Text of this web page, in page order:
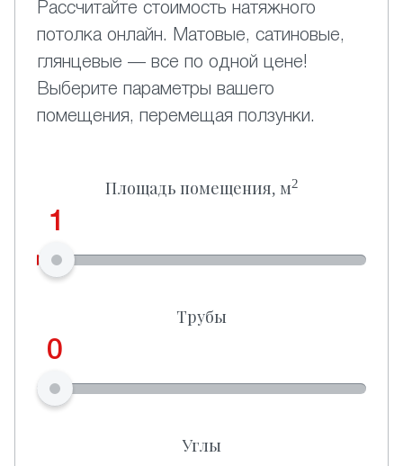
Рассчитайте стоимость натяжного
потолка онлайн. Матовые, сатиновые,
глянцевые — все по одной цене!
Выберите параметры вашего
помещения, перемещая ползунки.
Площадь помещения, м2
1
Трубы
0
Углы